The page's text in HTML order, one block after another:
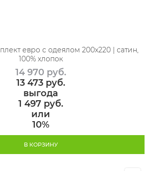
евро с одеялом 200х220 | сатин,
100% хлопок
14 970 руб.
13 473 руб.
выгода
1 497 руб.
или
10%
В КОРЗИНУ